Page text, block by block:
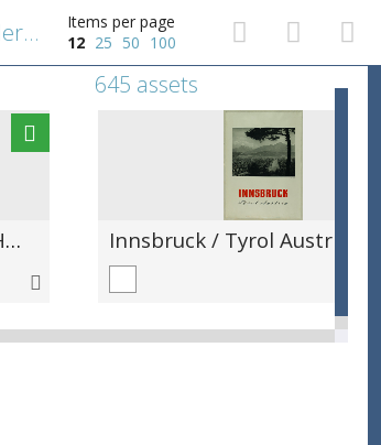
Tyrol / Sonne und Schnee / Rabalder / Herausgegeben von Landesverkehrsamt für Tyrol, Innsbruck / Kupvertiefdruck WUB -Innsbruck
Items per page
12 25 50 100
645 assets
Innsbruck / Tyrol Austria / Herausgegeben von: Verkehrsverein Innsbruck-Igls und Umgebung - Tiroler Graphik, Innsbruck / Photo: Sickert